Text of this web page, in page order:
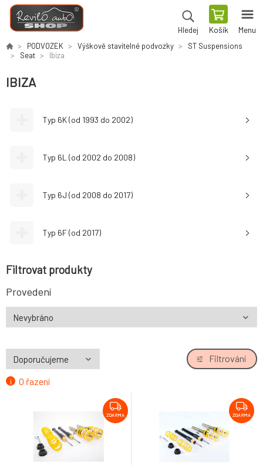
Hledej Košík Menu
PODVOZEK Výškově stavitelné podvozky
ST Suspensions
Seat
Ibiza
IBIZA
Typ 6K (od 1993 do 2002)
Typ 6L (od 2002 do 2008)
Typ 6J (od 2008 do 2017)
Typ 6F (od 2017)
Filtrovat produkty
Provedení
O řazení
Filtrování
ZDARMA ZDARMA